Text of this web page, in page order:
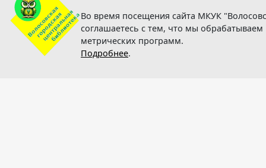
Во время посещения сайта МКУК
соглашаетесь с тем, что мы
метрических программ.
Подробнее.